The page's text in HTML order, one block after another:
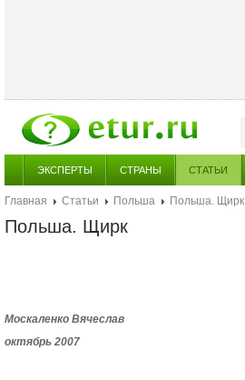
ЭКСПЕРТЫ СТРАНЫ СТАТЬИ
Главная Статьи Польша Польша. Щирк
Польша. Щирк
Москаленко Вячеслав
октябрь 2007